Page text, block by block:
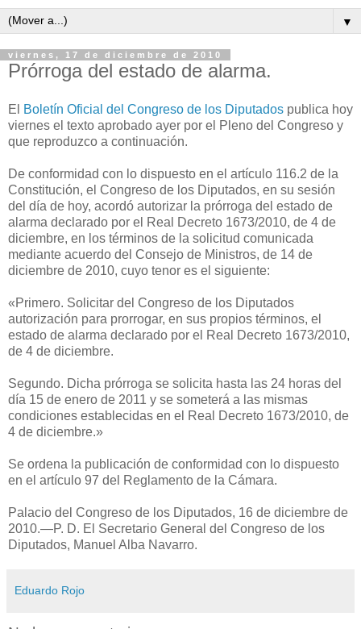
▼
viernes, 17 de diciembre de 2010
Prórroga del estado de alarma.
El Boletín Oficial del Congreso de los Diputados publica hoy
viernes el texto aprobado ayer por el Pleno del Congreso y
que reproduzco a continuación.
De conformidad con lo dispuesto en el artículo 116.2 de la
Constitución, el Congreso de los Diputados, en su sesión
del día de hoy, acordó autorizar la prórroga del estado de
alarma declarado por el Real Decreto 1673/2010, de 4 de
diciembre, en los términos de la solicitud comunicada
mediante acuerdo del Consejo de Ministros, de 14 de
diciembre de 2010, cuyo tenor es el siguiente:
«Primero. Solicitar del Congreso de los Diputados
autorización para prorrogar, en sus propios términos, el
estado de alarma declarado por el Real Decreto 1673/2010,
de 4 de diciembre.
Segundo. Dicha prórroga se solicita hasta las 24 horas del
día 15 de enero de 2011 y se someterá a las mismas
condiciones establecidas en el Real Decreto 1673/2010, de
4 de diciembre.»
Se ordena la publicación de conformidad con lo dispuesto
en el artículo 97 del Reglamento de la Cámara.
Palacio del Congreso de los Diputados, 16 de diciembre de
2010.—P. D. El Secretario General del Congreso de los
Diputados, Manuel Alba Navarro.
Eduardo Rojo